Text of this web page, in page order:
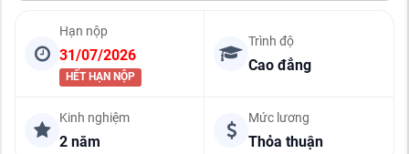
Hạn nộp
31/07/2026
HẾT HẠN NỘP
Trình độ
Cao đẳng
Kinh nghiệm
2 năm
Mức lương
Thỏa thuận